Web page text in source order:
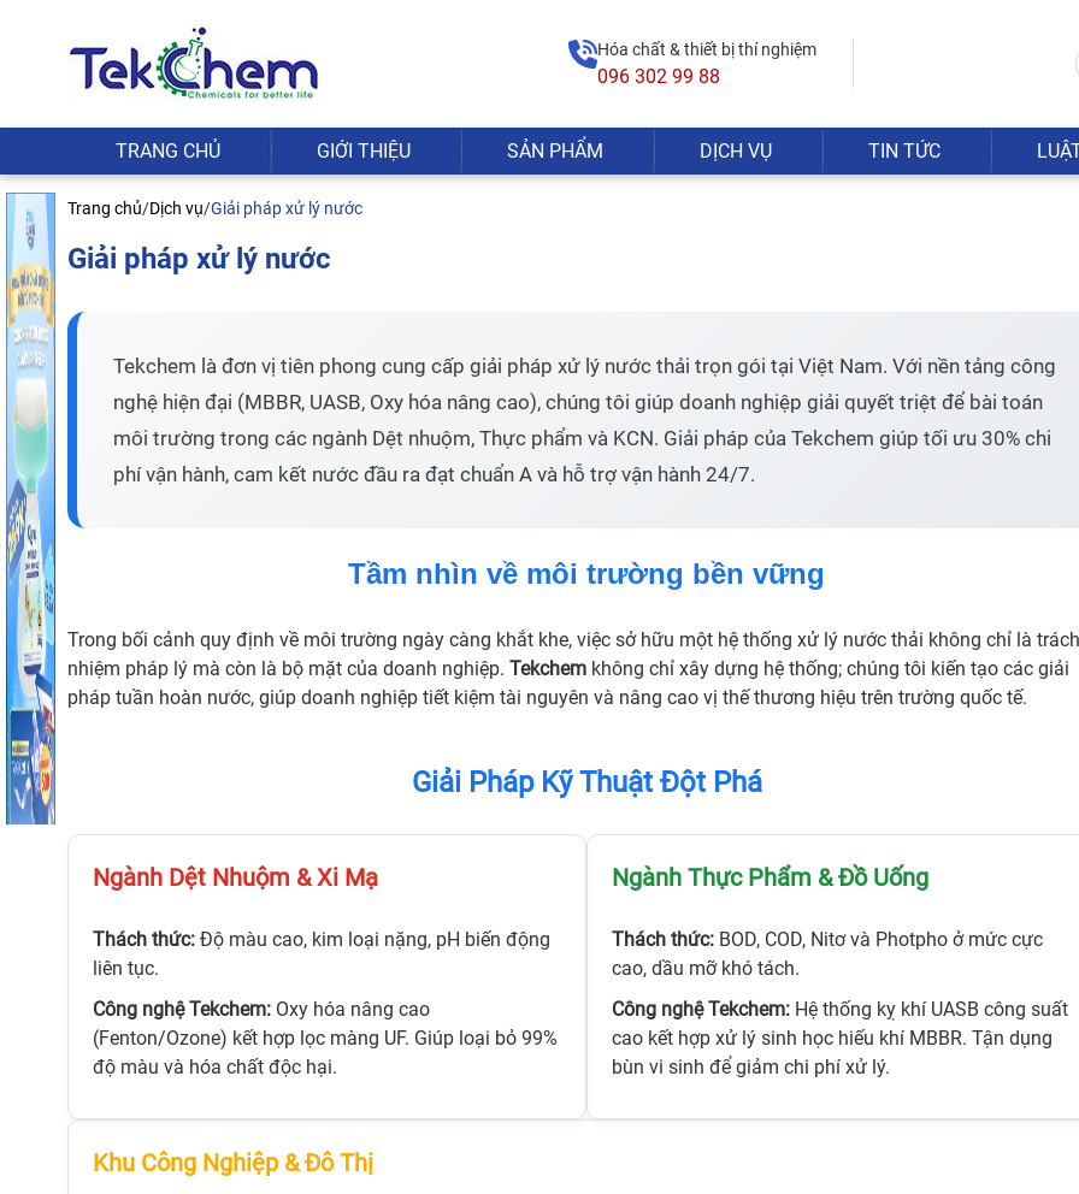
Hóa chất & thiết bị thí nghiệm
096 302 99 88
TRANG CHỦ GIỚI THIỆU SẢN PHẨM
Hợp chất tạp chức, Polime
Kim loại
Hóa chất tinh khiết Trung
Hóa chất ngành y tế
DỊCH VỤ TIN TỨC
Trang chủ/Dịch vụ/Giải pháp xử lý nước
Giải pháp xử lý nước
Tekchem là đơn vị tiên phong cung cấp giải pháp xử lý nước thải trọn gói tại Việt Nam. Với nền tảng công
nghệ hiện đại (MBBR, UASB, Oxy hóa nâng cao), chúng tôi giúp doanh nghiệp giải quyết triệt để bài toán
môi trường trong các ngành Dệt nhuộm, Thực phẩm và KCN. Giải pháp của Tekchem giúp tối ưu 30% chi
phí vận hành, cam kết nước đầu ra đạt chuẩn A và hỗ trợ vận hành 24/7.
Tầm nhìn về môi trường bền vững
Trong bối cảnh quy định về môi trường ngày càng khắt khe, việc sở hữu một hệ thống xử lý nước thải không chỉ là trách
nhiệm pháp lý mà còn là bộ mặt của doanh nghiệp. Tekchem không chỉ xây dựng hệ thống; chúng tôi kiến tạo các giải
pháp tuần hoàn nước, giúp doanh nghiệp tiết kiệm tài nguyên và nâng cao vị thế thương hiệu trên trường quốc tế.
Giải Pháp Kỹ Thuật Đột Phá
Ngành Dệt Nhuộm & Xi Mạ
Thách thức: Độ màu cao, kim loại nặng, pH biến động
liên tục.
Công nghệ Tekchem: Oxy hóa nâng cao
(Fenton/Ozone) kết hợp lọc màng UF. Giúp loại bỏ 99%
độ màu và hóa chất độc hại.
Ngành Thực Phẩm & Đồ Uống
Thách thức: BOD, COD, Nitơ và Photpho ở mức cực
cao, dầu mỡ khó tách.
Công nghệ Tekchem: Hệ thống kỵ khí UASB công suất
cao kết hợp xử lý sinh học hiếu khí MBBR. Tận dụng
bùn vi sinh để giảm chi phí xử lý.
Khu Công Nghiệp & Đô ThịHệ thống tinh sạch nước tinh khiết phòng
thí nghiệm Milli-Q® IX 7005